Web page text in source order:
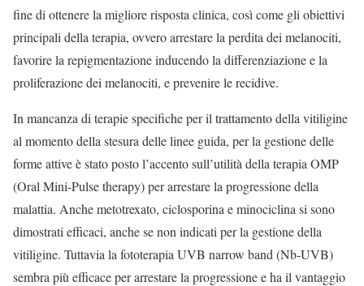
fine di ottenere la migliore risposta clinica, così come gli obiettivi
principali della terapia, ovvero arrestare la perdita dei melanociti,
favorire la repigmentazione inducendo la differenziazione e la
proliferazione dei melanociti, e prevenire le recidive.
In mancanza di terapie specifiche per il trattamento della vitiligine
al momento della stesura delle linee guida, per la gestione delle
forme attive è stato posto l’accento sull’utilità della terapia OMP
(Oral Mini-Pulse therapy) per arrestare la progressione della
malattia. Anche metotrexato, ciclosporina e minociclina si sono
dimostrati efficaci, anche se non indicati per la gestione della
vitiligine. Tuttavia la fototerapia UVB narrow band (Nb-UVB)
sembra più efficace per arrestare la progressione e ha il vantaggio